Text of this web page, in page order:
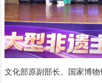
文化部原副部长、国家博